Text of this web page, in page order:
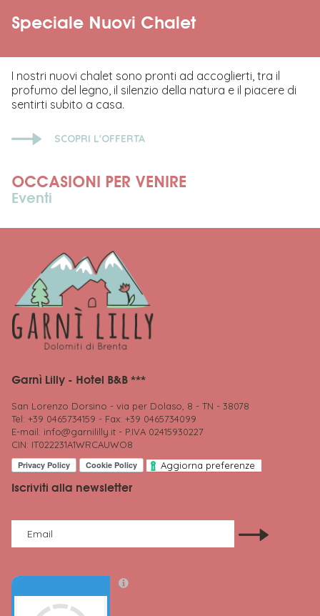
Speciale Nuovi Chalet
I nostri nuovi chalet sono pronti ad accoglierti, tra il
profumo del legno, il silenzio della natura e il piacere di
sentirti subito a casa.
SCOPRI L'OFFERTA
OCCASIONI PER VENIRE
Eventi
Garnì Lilly - Hotel B&B ***
San Lorenzo Dorsino - via per Dolaso, 8 - TN - 38078
Tel: +39 0465734159 - Fax: +39 0465734099
E-mail: info@garnililly.it - P.IVA 02415930227
CIN: IT022231A1WRCAUWO8
Aggiorna preferenze
Iscriviti alla newsletter
Email